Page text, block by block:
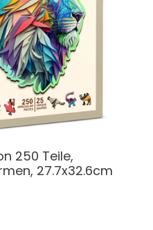
250 Teile,
27.7x32.6cm